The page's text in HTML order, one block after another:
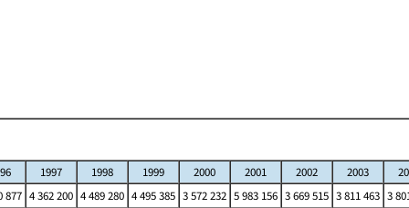
1997 1998 1999 2000 2001 2002 2003
877 4 362 200 4 489 280 4 495 385 3 572 232 5 983 156 3 669 515 3 811 463 3